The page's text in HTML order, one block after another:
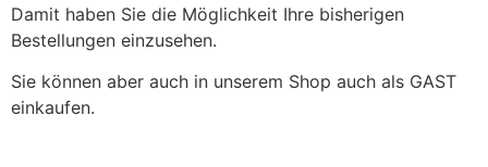
Damit haben Sie die Möglichkeit Ihre bisherigen
Bestellungen einzusehen.
Sie können aber auch in unserem Shop auch als GAST
einkaufen.